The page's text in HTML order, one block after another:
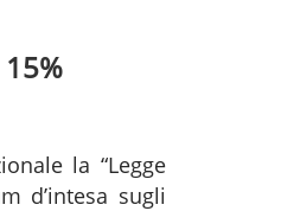
la “Legge
d’intesa sugli